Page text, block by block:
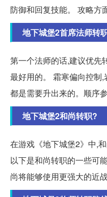
防御和回复技能。 攻略方
地下城堡2首席法师转
第一个法师的话,建议优先
最好用的。 霜寒偏向控制
都是需要升出来的。顺序
地下城堡2和尚转职?
在游戏《地下城堡2》中,
以下是和尚转职的一些可
尚将能够使用更强大的近